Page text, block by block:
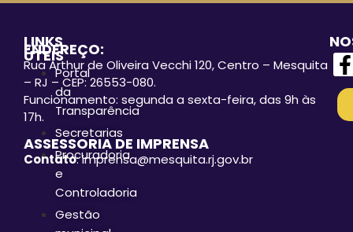
LINKS
ÚTEIS
Portal
da
Transparência
Secretarias
Procuradoria
e
Controladoria
Gestão
ENDEREÇO:
Rua Arthur de Oliveira Vecchi 120, Centro – Mesquita
– RJ – CEP: 26553-080.
Funcionamento: segunda a sexta-feira, das 9h às
17h.
ASSESSORIA DE IMPRENSA
Contato: imprensa@mesquita.rj.gov.br